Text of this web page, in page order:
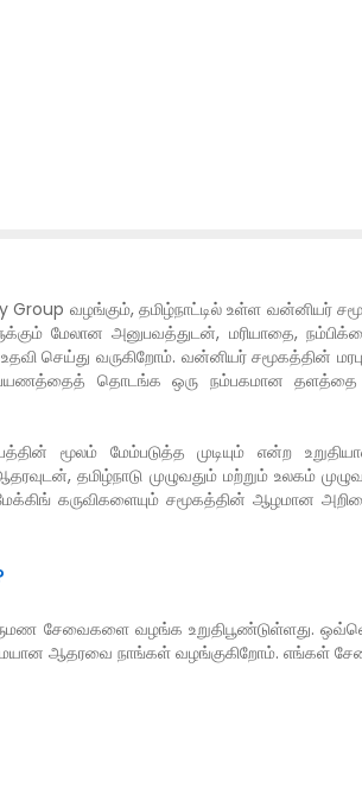
வழங்கும், தமிழ்நாட்டில் உள்ள வன்னியர்
மேலான அனுபவத்துடன், மரியாதை,
வருகிறோம். வன்னியர் சமூகத்தின் மரபுகள்,
பயணத்தைத் தொடங்க ஒரு நம்பகமான
மூலம் மேம்படுத்த முடியும் என்ற
தமிழ்நாடு முழுவதும் மற்றும் உலகம்
கருவிகளையும் சமூகத்தின் ஆழமான
சேவைகளை வழங்க உறுதிபூண்டுள்ளது.
ஆதரவை நாங்கள் வழங்குகிறோம். எங்கள்